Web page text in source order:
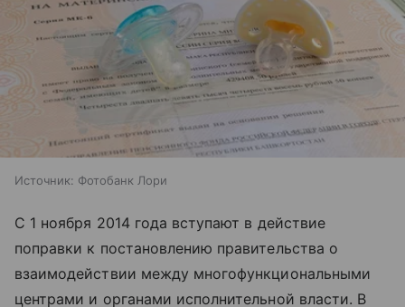
Источник: Фотобанк Лори
С 1 ноября 2014 года вступают в действие
поправки к постановлению правительства о
взаимодействии между многофункциональными
центрами и органами исполнительной власти. В